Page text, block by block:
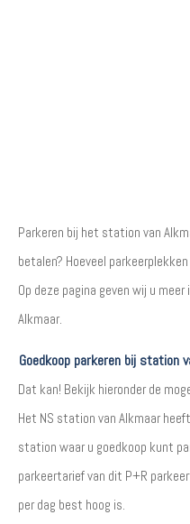
Parkeren bij het station van
betalen? Hoeveel
Op deze pagina geven wij u
Alkmaar.
Goedkoop parkeren bij station
Dat kan! Bekijk hieronder de
Het NS station van Alkmaar
station waar u goedkoop kunt
parkeertarief van dit P+R
per dag best hoog is.